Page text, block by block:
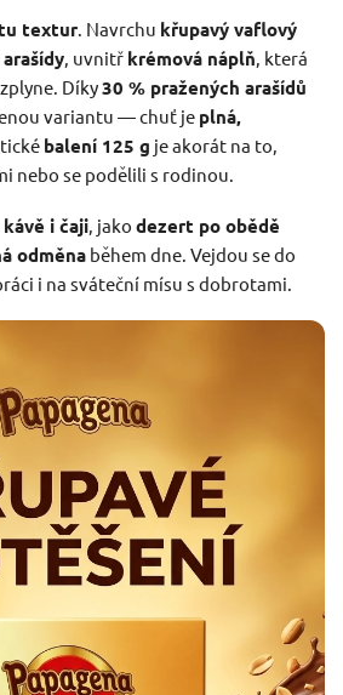
textur . Navrchu křupavý vaflový
, uvnitř krémová náplň , která
Díky30 % pražených arašídů
variantu — chuť je plná,
balení 125 g je akorát na to,
nebo se podělili s rodinou.
kávě i čaji , jako dezert po obědě
odměna během dne. Vejdou se do
i na sváteční mísu s dobrotami.